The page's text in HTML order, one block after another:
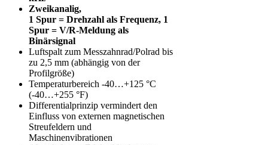
Zweikanalig,
1 Spur = Drehzahl als Frequenz, 1
Spur = V/R-Meldung als
Binärsignal
Luftspalt zum Messzahnrad/Polrad bis
zu 2,5 mm (abhängig von der
Profilgröße)
Temperaturbereich -40…+125 °C
(-40…+255 °F)
Differentialprinzip vermindert den
Einfluss von externen magnetischen
Streufeldern und
Maschinenvibrationen